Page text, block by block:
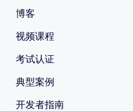
博客
视频课程
考试认证
典型案例
开发者指南